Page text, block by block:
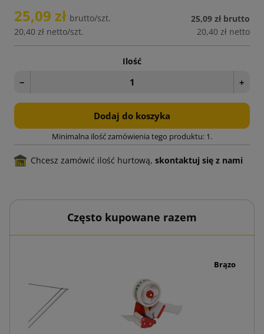
25,09 zł brutto/szt.
20,40 zł netto/szt.
25,09 zł brutto
20,40 zł netto
Ilość
− +
Dodaj do koszyka
Minimalna ilość zamówienia tego produktu: 1.
Chcesz zamówić ilość hurtową, skontaktuj się z nami
Często kupowane razem
Brązowa